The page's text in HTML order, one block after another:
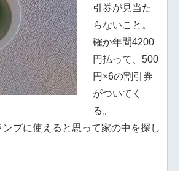
引券が見当た
らないこと。
確か年間4200
円払って、500
円×6の割引券
がついてく
る。
プに使えると思って家の中を探し